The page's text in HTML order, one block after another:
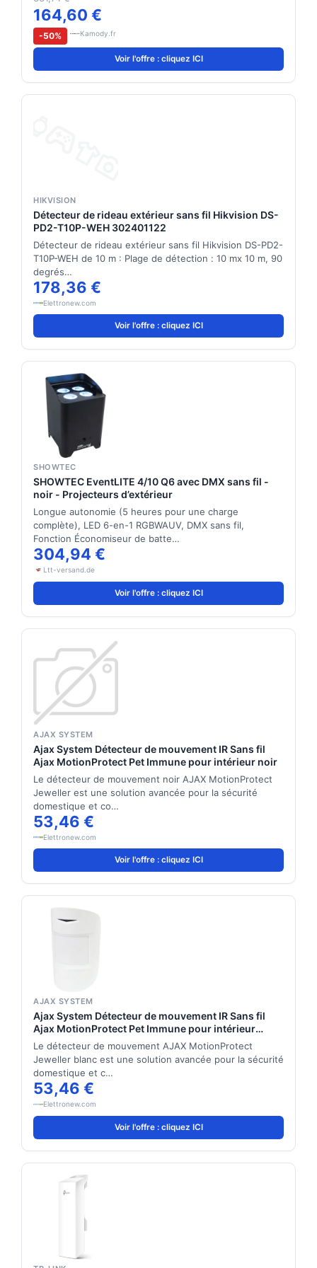
164,60 €
-50% Kamody.fr
Voir l'offre : cliquez ICI
HIKVISION
Détecteur de rideau extérieur sans fil Hikvision DS-
PD2-T10P-WEH 302401122
Détecteur de rideau extérieur sans fil Hikvision DS-PD2-
T10P-WEH de 10 m : Plage de détection : 10 mx 10 m, 90
degrés…
178,36 €
Elettronew.com
Voir l'offre : cliquez ICI
SHOWTEC
SHOWTEC EventLITE 4/10 Q6 avec DMX sans fil -
noir - Projecteurs d’extérieur
Longue autonomie (5 heures pour une charge
complète), LED 6-en-1 RGBWAUV, DMX sans fil,
Fonction Économiseur de batte…
304,94 €
Ltt-versand.de
Voir l'offre : cliquez ICI
AJAX SYSTEM
Ajax System Détecteur de mouvement IR Sans fil
Ajax MotionProtect Pet Immune pour intérieur noir
Le détecteur de mouvement noir AJAX MotionProtect
Jeweller est une solution avancée pour la sécurité
domestique et co…
53,46 €
Elettronew.com
Voir l'offre : cliquez ICI
AJAX SYSTEM
Ajax System Détecteur de mouvement IR Sans fil
Ajax MotionProtect Pet Immune pour intérieur
blanc
Le détecteur de mouvement AJAX MotionProtect
Jeweller blanc est une solution avancée pour la sécurité
domestique et c…
53,46 €
Elettronew.com
Voir l'offre : cliquez ICI